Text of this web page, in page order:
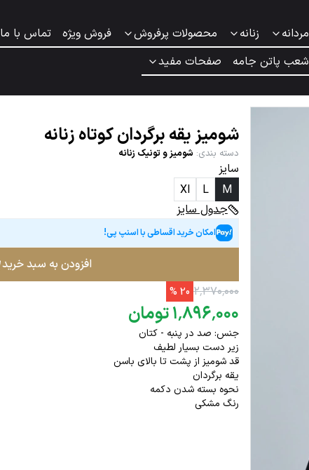
مردانه زنانه محصولات پرفروش فروش ویژه تماس با ما
شعب پاتن جامه
صفحات مفید
شومیز یقه برگردان کوتاه زنانه
دسته بندی: شومیز و تونیک زنانه
سایز
M
L
Xl
جدول سایز
امکان خرید اقساطی با اسنپ پی!
افزودن به سبد خرید
۲٬۳۷۰٬۰۰۰ 20
%
۱٬۸۹۶٬۰۰۰ تومان
جنس: صد در پنبه - کتان
زیر دست بسیار لطیف
قد شومیز از پشت تا بالای باسن
یقه برگردان
نحوه بسته شدن دکمه
رنگ مشکی